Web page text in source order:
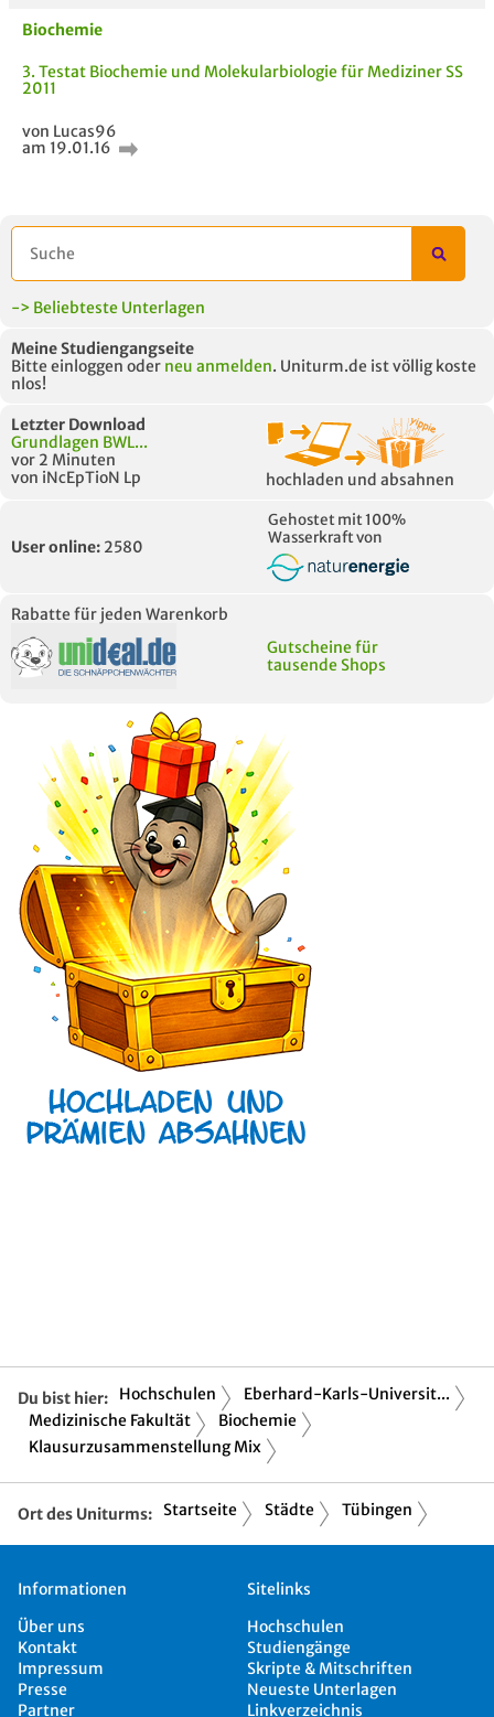
Biochemie
3. Testat Biochemie und Molekularbiologie für Mediziner SS
2011
von Lucas96
am 19.01.16
-> Beliebteste Unterlagen
Meine Studiengangseite
Bitte einloggen oder neu anmelden. Uniturm.de ist völlig koste
nlos!
Letzter Download
Grundlagen BWL...
vor 2 Minuten
von iNcEpTioN Lp
hochladen und absahnen
User online: 2580
Gehostet mit 100%
Wasserkraft von
Rabatte für jeden Warenkorb
Gutscheine für
tausende Shops
Du bist hier: Hochschulen
Eberhard-Karls-Universit...
Medizinische Fakultät
Biochemie
Klausurzusammenstellung Mix
Ort des Uniturms: Startseite Städte Tübingen
Informationen
Über uns
Kontakt
Impressum
Presse
Partner
Sitelinks
Hochschulen
Studiengänge
Skripte & Mitschriften
Neueste Unterlagen
Linkverzeichnis